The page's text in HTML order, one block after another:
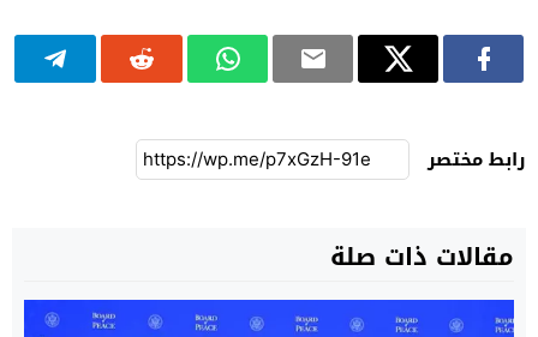
رابط مختصر
مقالات ذات صلة